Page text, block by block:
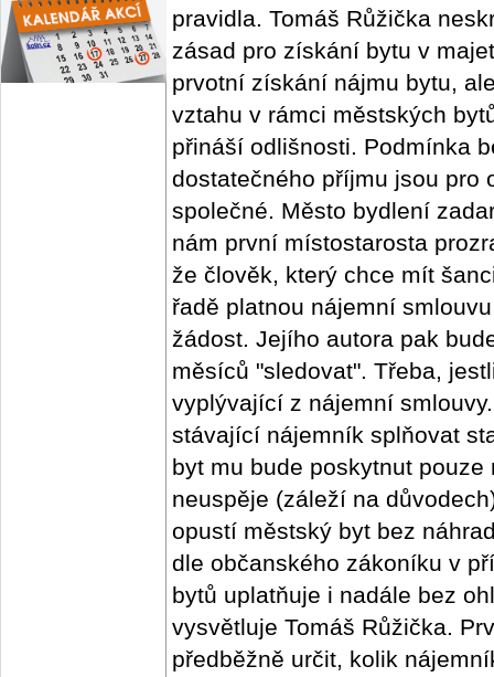
pravidla. Tomáš Růžička
zásad pro získání bytu v
prvotní získání nájmu bytu,
vztahu v rámci městských
přináší odlišnosti. Podmínka
dostatečného příjmu jsou pro
společné. Město bydlení
nám první místostarosta
že člověk, který chce mít
řadě platnou nájemní
žádost. Jejího autora pak
měsíců "sledovat". Třeba,
vyplývající z nájemní
stávající nájemník splňovat
byt mu bude poskytnut
neuspěje (záleží na
opustí městský byt bez
dle občanského zákoníku v
bytů uplatňuje i nadále bez
vysvětluje Tomáš Růžička.
předběžně určit, kolik